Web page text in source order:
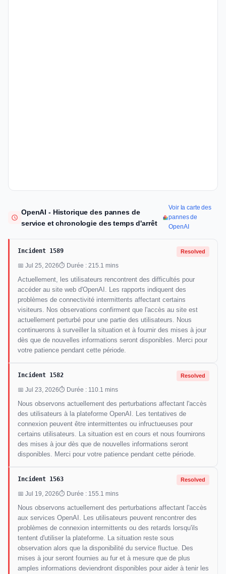
OpenAI - Historique des pannes de
service et chronologie des temps d'arrêt
Voir la carte des
pannes de
OpenAI
Incident 1589 Resolved
📅 Jul 25, 2026⏱ Durée : 215.1 mins
Actuellement, les utilisateurs rencontrent des difficultés pour
accéder au site web d'OpenAI. Les rapports indiquent des
problèmes de connectivité intermittents affectant certains
visiteurs. Nos observations confirment que l'accès au site est
actuellement perturbé pour une partie des utilisateurs. Nous
continuerons à surveiller la situation et à fournir des mises à jour
dès que de nouvelles informations seront disponibles. Merci pour
votre patience pendant cette période.
Incident 1582 Resolved
📅 Jul 23, 2026⏱ Durée : 110.1 mins
Nous observons actuellement des perturbations affectant l'accès
des utilisateurs à la plateforme OpenAI. Les tentatives de
connexion peuvent être intermittentes ou infructueuses pour
certains utilisateurs. La situation est en cours et nous fournirons
des mises à jour dès que de nouvelles informations seront
disponibles. Merci pour votre patience pendant cette période.
Incident 1563 Resolved
📅 Jul 19, 2026⏱ Durée : 155.1 mins
Nous observons actuellement des perturbations affectant l'accès
aux services OpenAI. Les utilisateurs peuvent rencontrer des
problèmes de connexion intermittents ou des retards lorsqu'ils
tentent d'utiliser la plateforme. La situation reste sous
observation alors que la disponibilité du service fluctue. Des
mises à jour seront fournies au fur et à mesure que de plus
amples informations deviendront disponibles pour aider à tenir les